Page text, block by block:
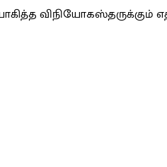
விநியோகஸ்தருக்கும்